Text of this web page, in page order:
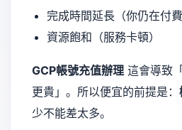
完成時間延長（你仍在付費
資源飽和（服務卡頓）
GCP帳號充值辦理 這會導致
更貴」。所以便宜的前提是：
少不能差太多。